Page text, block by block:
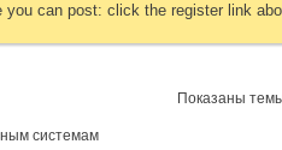
you can post: click the register link
Показаны
системам